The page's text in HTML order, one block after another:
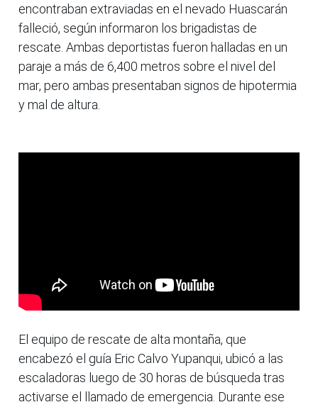
encontraban extraviadas en el nevado Huascarán
falleció, según informaron los brigadistas de
rescate. Ambas deportistas fueron halladas en un
paraje a más de 6,400 metros sobre el nivel del
mar, pero ambas presentaban signos de hipotermia
y mal de altura.
El equipo de rescate de alta montaña, que
encabezó el guía Eric Calvo Yupanqui, ubicó a las
escaladoras luego de 30 horas de búsqueda tras
activarse el llamado de emergencia. Durante ese